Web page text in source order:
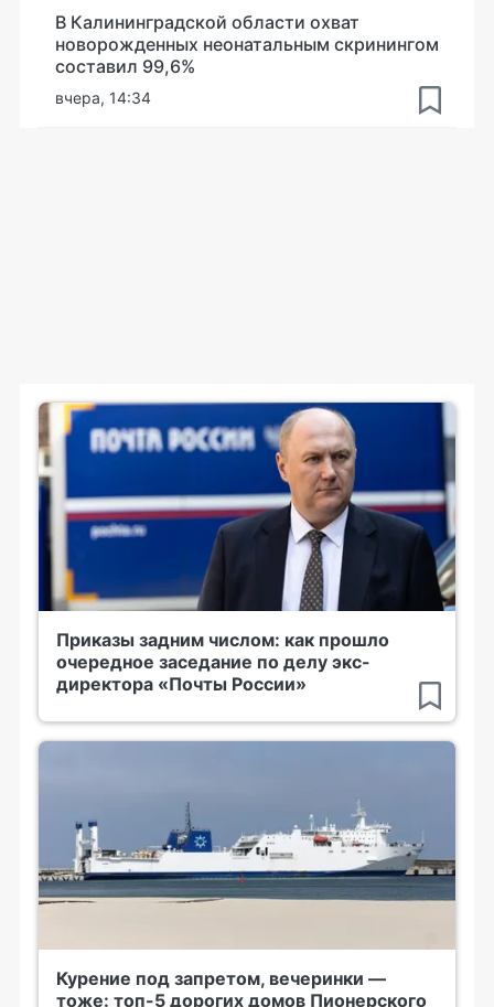
В Калининградской области охват
новорожденных неонатальным скринингом
составил 99,6%
вчера, 14:34
Приказы задним числом: как прошло
очередное заседание по делу экс-
директора «Почты России»
Курение под запретом, вечеринки —
тоже: топ-5 дорогих домов Пионерского